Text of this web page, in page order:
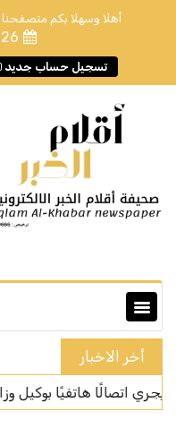
أهلا وسهلا بكم متصفحنا
تسجيل حساب جديد
أخر الاخبار
هاتفيًا بوكيل وزارة